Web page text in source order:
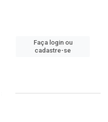
Faça login ou
cadastre-se